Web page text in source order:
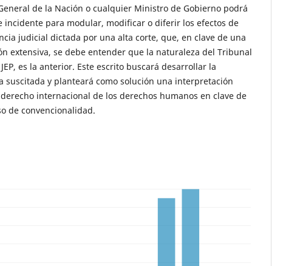
de la Nación o cualquier Ministro de Gobierno podrá
incidente para modular, modificar o diferir los efectos de
judicial dictada por una alta corte, que, en clave de una
extensiva, se debe entender que la naturaleza del Tribunal
es la anterior. Este escrito buscará desarrollar la
suscitada y planteará como solución una interpretación
internacional de los derechos humanos en clave de
de convencionalidad.